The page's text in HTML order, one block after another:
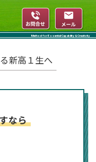
Method for Essential Capability & Creativity
新高１生へ
なら